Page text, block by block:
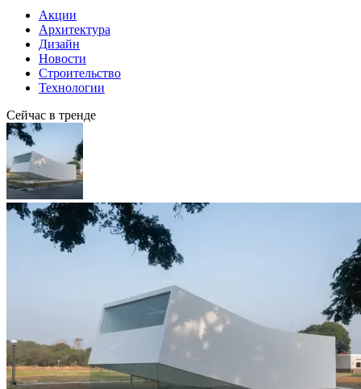
Акции
Архитектура
Дизайн
Новости
Строительство
Технологии
Сейчас в тренде